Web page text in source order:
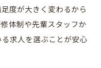
度が大きく変わるから
体制や先輩スタッフか
求人を選ぶことが安心